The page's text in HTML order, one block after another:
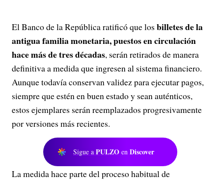
El Banco de la República ratificó que los billetes de la
antigua familia monetaria, puestos en circulación
hace más de tres décadas, serán retirados de manera
definitiva a medida que ingresen al sistema financiero.
Aunque todavía conservan validez para ejecutar pagos,
siempre que estén en buen estado y sean auténticos,
estos ejemplares serán reemplazados progresivamente
por versiones más recientes.
Sigue a PULZO en Discover
La medida hace parte del proceso habitual de